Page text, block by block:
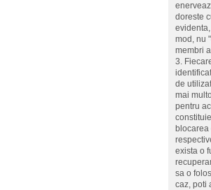
doreste
mod, nu
membri
3.
de
mai
pentru
exista o
sa o
caz, poti